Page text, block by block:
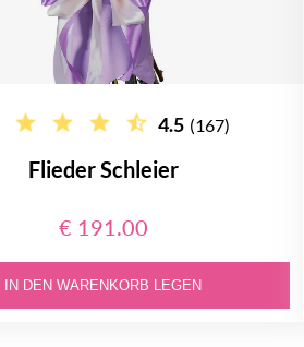
4.5 (167)
Flieder Schleier
€ 191.00
IN DEN WARENKORB LEGEN